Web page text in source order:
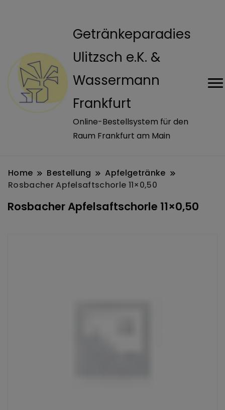
Getränkeparadies
Ulitzsch e.K. &
Wassermann
Frankfurt
Online-Bestellsystem für den
Raum Frankfurt am Main
Home Bestellung
Apfelgetränke
Rosbacher Apfelsaftschorle 11×0,50
Rosbacher Apfelsaftschorle 11×0,50